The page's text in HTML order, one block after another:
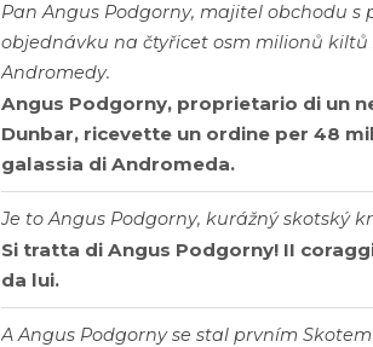
Pan Angus Podgorny, majitel obchodu
objednávku na čtyřicet osm milionů kiltů
Andromedy.
Angus Podgorny, proprietario di un
Dunbar, ricevette un ordine per 48
galassia di Andromeda.
Je to Angus Podgorny, kurážný skotský
Si tratta di Angus Podgorny! II
da lui.
A Angus Podgorny se stal prvním